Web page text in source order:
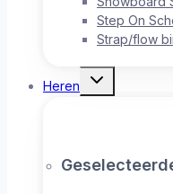
Step On
Strap/flow
Heren
Toggle